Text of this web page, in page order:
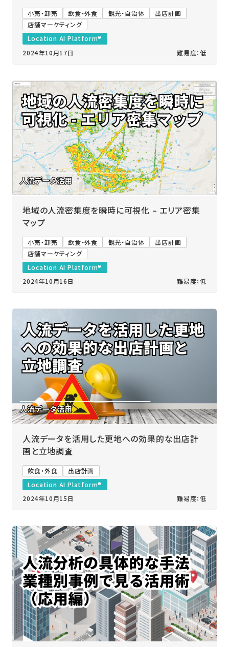
小売・卸売 飲食・外食 観光・自治体
出店計画
店舗マーケティング
Location AI Platform®
2024年10月17日
難易度：低
地域の人流密集度を瞬時に可視化 – エリア密集
マップ
小売・卸売 飲食・外食 観光・自治体
出店計画
店舗マーケティング
Location AI Platform®
2024年10月16日
難易度：低
人流データを活用した更地への効果的な出店計
画と立地調査
飲食・外食
出店計画
Location AI Platform®
2024年10月15日
難易度：低